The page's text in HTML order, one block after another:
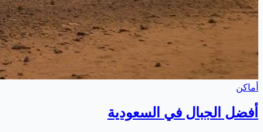
أماكن
أفضل الجبال في السعودية